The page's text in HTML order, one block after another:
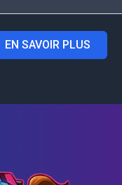
EN SAVOIR PLUS